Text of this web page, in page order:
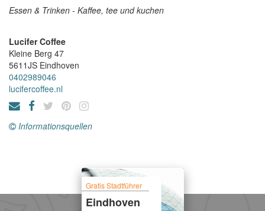
Essen & Trinken - Kaffee, tee und kuchen
Lucifer Coffee
Kleine Berg 47
5611JS Eindhoven
0402989046
lucifercoffee.nl
Informationsquellen
Gratis Stadtführer
Eindhoven